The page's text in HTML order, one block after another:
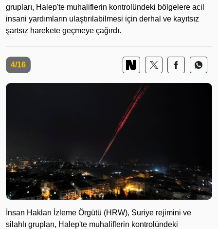
grupları, Halep'te muhaliflerin kontrolündeki bölgelere acil
insani yardımların ulaştırılabilmesi için derhal ve kayıtsız
şartsız harekete geçmeye çağırdı.
4/16
İnsan Hakları İzleme Örgütü (HRW), Suriye rejimini ve
silahlı grupları, Halep'te muhaliflerin kontrolündeki